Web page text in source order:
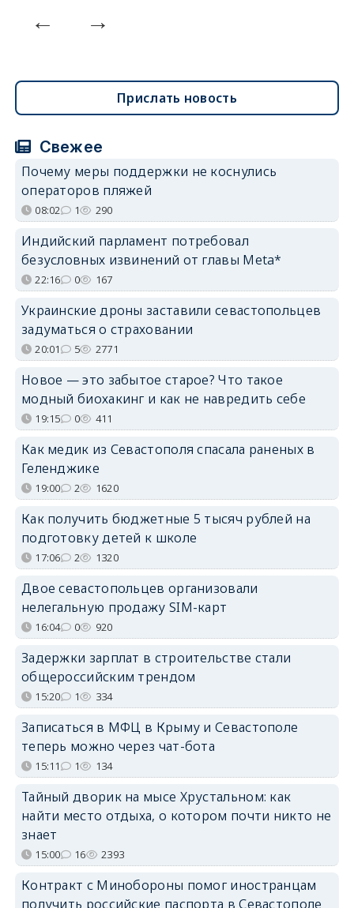
Прислать новость
Свежее
Почему меры поддержки не коснулись
операторов пляжей
08:02 1 290
Индийский парламент потребовал
безусловных извинений от главы Meta*
22:16 0 167
Украинские дроны заставили севастопольцев
задуматься о страховании
20:01 5 2771
Новое — это забытое старое? Что такое
модный биохакинг и как не навредить себе
19:15 0 411
Как медик из Севастополя спасала раненых в
Геленджике
19:00 2 1620
Как получить бюджетные 5 тысяч рублей на
подготовку детей к школе
17:06 2 1320
Двое севастопольцев организовали
нелегальную продажу SIM-карт
16:04 0 920
Задержки зарплат в строительстве стали
общероссийским трендом
15:20 1 334
Записаться в МФЦ в Крыму и Севастополе
теперь можно через чат-бота
15:11 1 134
Тайный дворик на мысе Хрустальном: как
найти место отдыха, о котором почти никто не
знает
15:00 16 2393
Контракт с Минобороны помог иностранцам
получить российские паспорта в Севастополе